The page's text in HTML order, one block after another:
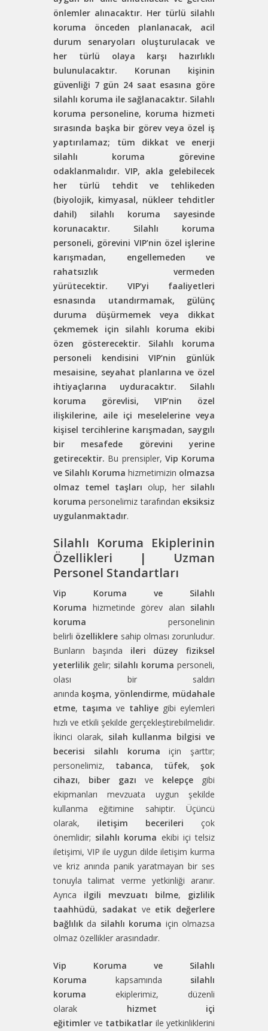
önlemler alınacaktır. Her türlü silahlı
koruma önceden planlanacak, acil
durum senaryoları oluşturulacak ve
her türlü olaya karşı hazırlıklı
bulunulacaktır.
Korunan kişinin
güvenliği 7 gün 24 saat esasına göre
silahlı koruma ile sağlanacaktır. Silahlı
koruma personeline, koruma hizmeti
sırasında başka bir görev veya özel iş
yaptırılamaz; tüm dikkat ve enerji
silahlı koruma görevine
odaklanmalıdır. VIP, akla gelebilecek
her türlü tehdit ve tehlikeden
(biyolojik, kimyasal, nükleer tehditler
dahil) silahlı koruma sayesinde
korunacaktır.
Silahlı koruma
personeli, görevini VIP’nin özel işlerine
karışmadan, engellemeden ve
rahatsızlık vermeden
yürütecektir.
VIP’yi faaliyetleri
esnasında utandırmamak, gülünç
duruma düşürmemek veya dikkat
çekmemek için silahlı koruma ekibi
özen gösterecektir.
Silahlı koruma
personeli kendisini VIP’nin günlük
mesaisine, seyahat planlarına ve özel
ihtiyaçlarına uyduracaktır.
Silahlı
koruma görevlisi, VIP’nin özel
ilişkilerine, aile içi meselelerine veya
kişisel tercihlerine karışmadan, saygılı
bir mesafede görevini yerine
getirecektir. Bu prensipler, Vip Koruma
ve Silahlı Koruma hizmetimizin olmazsa
olmaz temel taşları olup, her silahlı
koruma personelimiz tarafından eksiksiz
uygulanmaktadır.
Silahlı Koruma Ekiplerinin
Özellikleri | Uzman
Personel Standartları
Vip Koruma ve Silahlı
Koruma hizmetinde görev alan silahlı
koruma personelinin
belirli özelliklere sahip olması zorunludur.
Bunların başında ileri düzey fiziksel
yeterlilik gelir; silahlı koruma personeli,
olası bir saldırı
anında koşma, yönlendirme, müdahale
etme, taşıma ve tahliye gibi eylemleri
hızlı ve etkili şekilde gerçekleştirebilmelidir.
İkinci olarak, silah kullanma bilgisi ve
becerisi
silahlı koruma için şarttır;
personelimiz, tabanca, tüfek, şok
cihazı, biber gazı ve kelepçe gibi
ekipmanları mevzuata uygun şekilde
kullanma eğitimine sahiptir. Üçüncü
olarak, iletişim becerileri çok
önemlidir; silahlı koruma ekibi içi telsiz
iletişimi, VIP ile uygun dilde iletişim kurma
ve kriz anında panik yaratmayan bir ses
tonuyla talimat verme yetkinliği aranır.
Ayrıca ilgili mevzuatı bilme, gizlilik
taahhüdü, sadakat ve etik değerlere
bağlılık da silahlı koruma için olmazsa
olmaz özellikler arasındadır.
Vip Koruma ve Silahlı
Koruma kapsamında silahlı
koruma ekiplerimiz, düzenli
olarak hizmet içi
eğitimler ve tatbikatlar ile yetkinliklerini